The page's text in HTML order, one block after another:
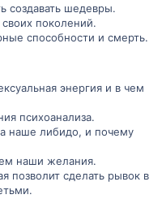
создавать шедевры.
поколений.
способности и смерть.
энергия и в чем
психоанализа.
наше либидо, и почему
наши желания.
позволит сделать рывок в